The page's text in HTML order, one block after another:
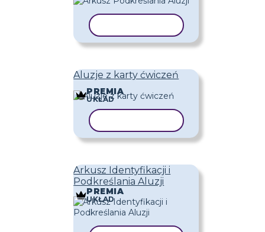
Aluzje z karty ćwiczeń
PREMIA
UKŁAD
Arkusz Identyfikacji i
Podkreślania Aluzji
PREMIA
UKŁAD